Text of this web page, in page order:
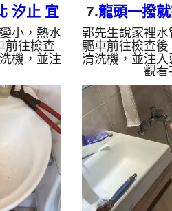
汐止 宜
小，熱水
前往檢查
機，並注
。 不出
路瞬間噴
」，一下
年累積在
小時的奮
水量也恢
「大掃
難以清
的「色彩
）： 常見
黑（氧...
7.龍頭一撥
東 竹
郭先生說家裡
驅車前往檢查
清洗機，並注
管垢。 如我們
啟動，管路瞬
的「冬瓜茶」
的泥沙與鐵鏽。
出水終於變乾
為什麼水管需
壁髒汙靠一般
質也會產生不
啡色（鐵鏽/泥
線老化。 石油
下水常見
觀看